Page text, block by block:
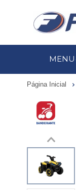
MENU
Página Inicial